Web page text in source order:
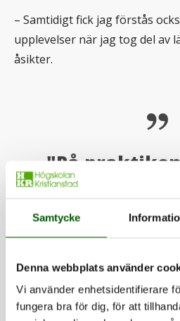
Samtycke
Denna webbplats använder
Vi använder enhetsidentifierare
fungera bra för dig, för att
– Samtidigt fick jag förstås
upplevelser när jag tog del av
åsikter.
"På
jag också
hålla så
lektioner
För det är